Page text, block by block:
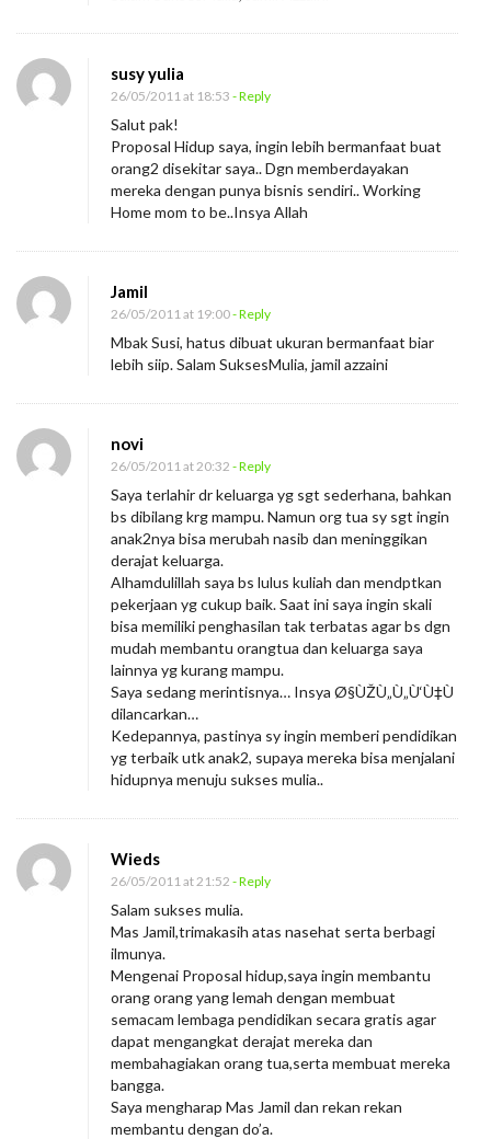
susy yulia
26/05/2011 at 18:53 - Reply
Salut pak!
Proposal Hidup saya, ingin lebih bermanfaat buat
orang2 disekitar saya.. Dgn memberdayakan
mereka dengan punya bisnis sendiri.. Working
Home mom to be..Insya Allah
Jamil
26/05/2011 at 19:00- Reply
Mbak Susi, hatus dibuat ukuran bermanfaat biar
lebih siip. Salam SuksesMulia, jamil azzaini
novi
26/05/2011 at 20:32 - Reply
Saya terlahir dr keluarga yg sgt sederhana, bahkan
bs dibilang krg mampu. Namun org tua sy sgt ingin
anak2nya bisa merubah nasib dan meninggikan
derajat keluarga.
Alhamdulillah saya bs lulus kuliah dan mendptkan
pekerjaan yg cukup baik. Saat ini saya ingin skali
bisa memiliki penghasilan tak terbatas agar bs dgn
mudah membantu orangtua dan keluarga saya
lainnya yg kurang mampu.
Saya sedang merintisnya… Insya Ø§ÙŽÙ„Ù„Ù‘Ù‡Ù
dilancarkan…
Kedepannya, pastinya sy ingin memberi pendidikan
yg terbaik utk anak2, supaya mereka bisa menjalani
hidupnya menuju sukses mulia..
Wieds
26/05/2011 at 21:52 - Reply
Salam sukses mulia.
Mas Jamil,trimakasih atas nasehat serta berbagi
ilmunya.
Mengenai Proposal hidup,saya ingin membantu
orang orang yang lemah dengan membuat
semacam lembaga pendidikan secara gratis agar
dapat mengangkat derajat mereka dan
membahagiakan orang tua,serta membuat mereka
bangga.
Saya mengharap Mas Jamil dan rekan rekan
membantu dengan do’a.